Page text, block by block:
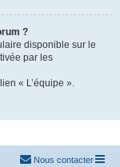
?
disponible sur le
par les
« L’équipe ».
Nous contacter